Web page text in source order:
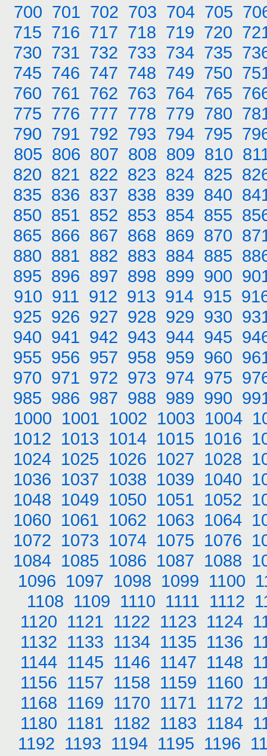
700 701 702 703 704 705
715 716 717 718 719 720
730 731 732 733 734 735
745 746 747 748 749 750
760 761 762 763 764 765
775 776 777 778 779 780
790 791 792 793 794 795
805 806 807 808 809 810
820 821 822 823 824 825
835 836 837 838 839 840
850 851 852 853 854 855
865 866 867 868 869 870
880 881 882 883 884 885
895 896 897 898 899 900
910 911 912 913 914 915
925 926 927 928 929 930
940 941 942 943 944 945
955 956 957 958 959 960
970 971 972 973 974 975
985 986 987 988 989 990
1000 1001 1002 1003 1004
1012 1013 1014 1015 1016
1024 1025 1026 1027 1028
1036 1037 1038 1039 1040
1048 1049 1050 1051 1052
1060 1061 1062 1063 1064
1072 1073 1074 1075 1076
1084 1085 1086 1087 1088
1096 1097 1098 1099 1100
1108 1109 1110 1111 1112
1120 1121 1122 1123 1124
1132 1133 1134 1135 1136
1144 1145 1146 1147 1148
1156 1157 1158 1159 1160
1168 1169 1170 1171 1172
1180 1181 1182 1183 1184
1192 1193 1194 1195 1196